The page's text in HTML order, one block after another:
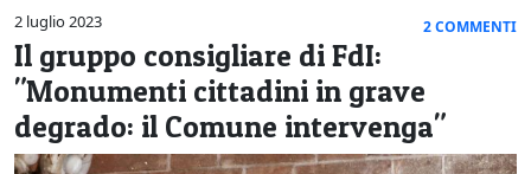
CULTURA
LA STORIA
SPETTACOLI
L'EDITORIALE
2 luglio 2023 2 COMMENTI
Il gruppo consigliare di FdI:
"Monumenti cittadini in grave
degrado: il Comune intervenga"